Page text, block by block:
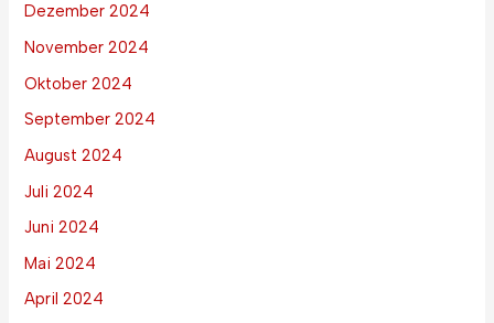
Dezember 2024
November 2024
Oktober 2024
September 2024
August 2024
Juli 2024
Juni 2024
Mai 2024
April 2024